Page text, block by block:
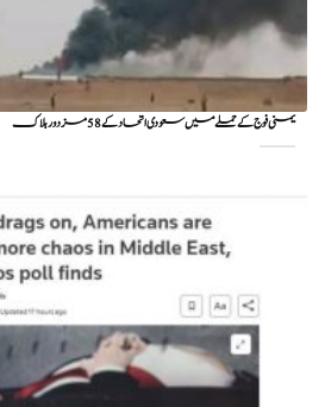
یمنی فوج کے حملے میں سعودی اتحاد کے 58 مزدور ہلاک